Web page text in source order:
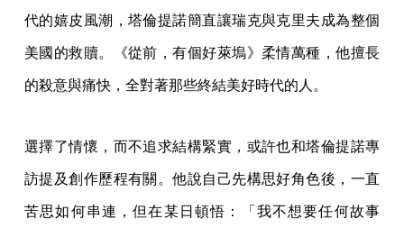
代的嬉皮風潮，塔倫提諾簡直讓瑞克與克里夫成為整個
美國的救贖。《從前，有個好萊塢》柔情萬種，他擅長
的殺意與痛快，全對著那些終結美好時代的人。
選擇了情懷，而不追求結構緊實，或許也和塔倫提諾專
訪提及創作歷程有關。他說自己先構思好角色後，一直
苦思如何串連，但在某日頓悟：「我不想要任何故事